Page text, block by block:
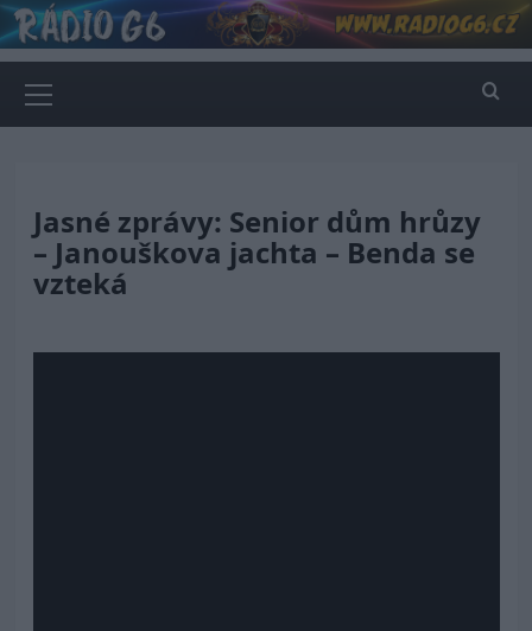
Skip
to
content
Menu
Jasné zprávy: Senior dům hrůzy
– Janouškova jachta – Benda se
vzteká